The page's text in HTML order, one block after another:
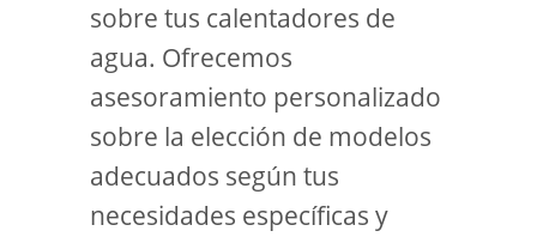
sobre tus calentadores de
agua. Ofrecemos
asesoramiento personalizado
sobre la elección de modelos
adecuados según tus
necesidades específicas y